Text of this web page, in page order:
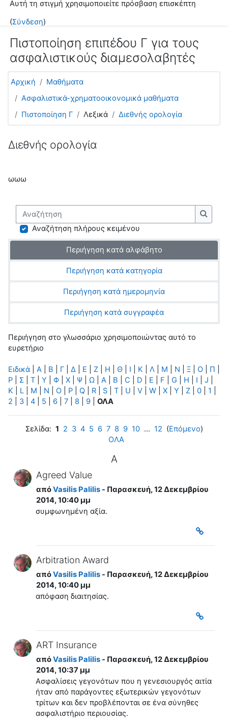
Μετάβαση στο κεντρικό περιεχόμενο
Αυτή τη στιγμή χρησιμοποιείτε πρόσβαση επισκέπτη
(Σύνδεση)
Πιστοποίηση επιπέδου Γ για τους
ασφαλιστικούς διαμεσολαβητές
Αρχική
Μαθήματα
Ασφαλιστικά-χρηματοοικονομικά μαθήματα
Πιστοποίηση Γ
Λεξικά Διεθνής ορολογία
Διεθνής ορολογία
ωωω
Αναζήτηση
Αναζήτηση πλήρους κειμένου
Περιήγηση κατά αλφάβητο
Περιήγηση κατά κατηγορία
Περιήγηση κατά ημερομηνία
Περιήγηση κατά συγγραφέα
Περιήγηση στο γλωσσάριο χρησιμοποιώντας αυτό το
ευρετήριο
Ειδικά Α Β Γ Δ Ε Ζ Η Θ Ι Κ Λ Μ Ν Ξ Ο Π
Ρ
Σ Τ Υ Φ Χ Ψ Ω A B C D E F G H I J
K
L M N O P Q R S T U V W X Y Z 0 1
2
3 4 5 6 7 8 9 ΟΛΑ
Σελίδα: 1 2 3 4 5 6 7 8 9 10... 12 (Επόμενο)
ΟΛΑ
A
Agreed Value
απόVasilis Palilis- Παρασκευή, 12 Δεκεμβρίου
2014, 10:40 μμ
συμφωνημένη αξία.
Arbitration Award
απόVasilis Palilis- Παρασκευή, 12 Δεκεμβρίου
2014, 10:40 μμ
απόφαση διαιτησίας.
ART Insurance
απόVasilis Palilis- Παρασκευή, 12 Δεκεμβρίου
2014, 10:37 μμ
Ασφαλίσεις γεγονότων που η γενεσιουργός αιτία
ήταν από παράγοντες εξωτερικών γεγονότων
τρίτων και δεν προβλέπονται σε ένα σύνηθες
ασφαλιστήριο περιουσίας.